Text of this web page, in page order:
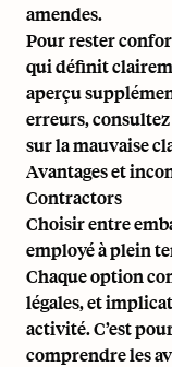
amendes.
Pour rester
qui définit
aperçu
erreurs,
sur la mauvaise
Avantages et
Contractors
Choisir entre
employé à plein
Chaque option
légales, et
activité. C’est
comprendre les